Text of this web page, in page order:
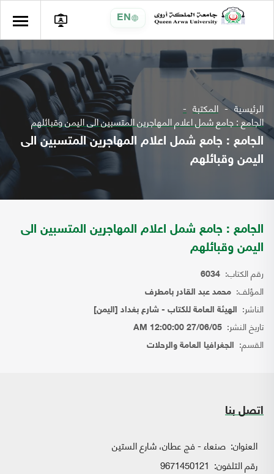
EN
الرئيسية المكتبة
الجامع : جامع شمل اعلام المهاجرين المتسبين الى اليمن وقبائلهم
الجامع : جامع شمل اعلام المهاجرين المتسبين الى
اليمن وقبائلهم
الجامع : جامع شمل اعلام المهاجرين المتسبين الى
اليمن وقبائلهم
رقم الكتاب: 6034
المؤلف: محمد عبد القادر بامطرف
الناشر: الهيئة العامة للكتاب - شارع بغداد [اليمن]
تاريخ النشر: 27/06/05 12:00:00 AM
القسم: الجغرافيا العامة والرحلات
اتصل بنا
العنوان: صنعاء - فج عطان، شارع الستين
رقم التلفون: 9671450121